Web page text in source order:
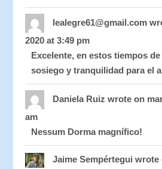
lealegre61@gmail.com
2020 at 3:49 pm
Excelente, en estos tiempos
sosiego y tranquilidad para el
Daniela Ruizwrote on
am
Nessum Dorma magnífico!
Jaime Sempérteguiwrote